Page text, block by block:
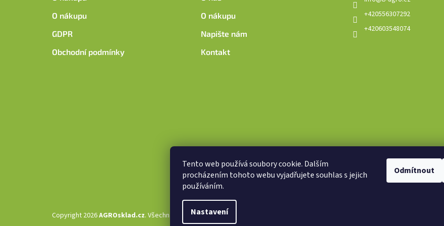
Tento web používá soubory cookie. Dalším
procházením tohoto webu vyjadřujete souhlas s jejich
používáním.
Nastavení
Odmítnout
O nákupu
GDPR
Obchodní podmínky
O nákupu
Napište nám
Kontakt
+420556307292
+420603548074
Heureka.cz B AGRO Březová s.r.o. Lesnické stroje UNIFOREST
Copyright 2026AGROsklad.cz. Všechna práva vyhrazena.Upravit nastavení cookies